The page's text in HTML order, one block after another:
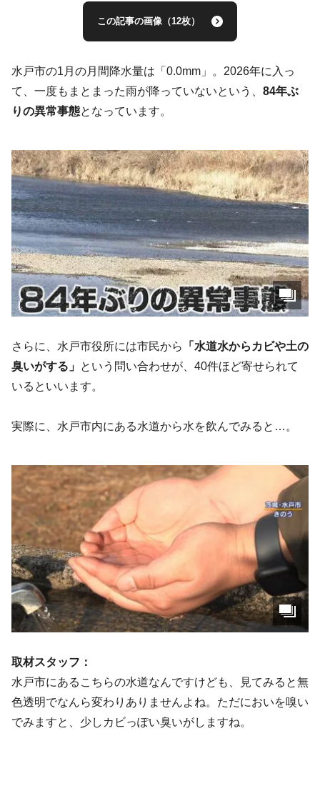
この記事の画像（12枚）
水戸市の1月の月間降水量は「0.0mm」。2026年に入っ
て、一度もまとまった雨が降っていないという、 84年ぶ
りの異常事態となっています。
さらに、水戸市役所には市民から
「水道水からカビや土の
臭いがする」 という問い合わせが、40件ほど寄せられて
いるといいます。
実際に、水戸市内にある水道から水を飲んでみると…。
取材スタッフ：
水戸市にあるこちらの水道なんですけども、見てみると無
色透明でなんら変わりありませんよね。ただにおいを嗅い
でみますと、少しカビっぽい臭いがしますね。